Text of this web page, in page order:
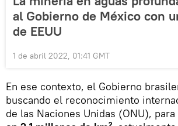
al Gobierno de México con
de EEUU
1 de abril 2022, 01:41 GMT
En ese contexto, el Gobierno
buscando el reconocimiento
de las Naciones Unidas (ONU), para